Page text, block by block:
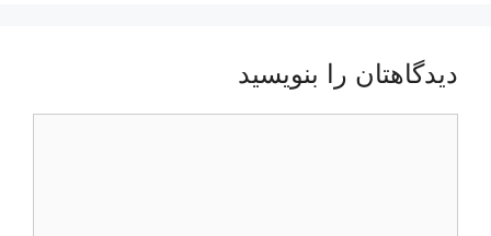
دیدگاهتان را بنویسید